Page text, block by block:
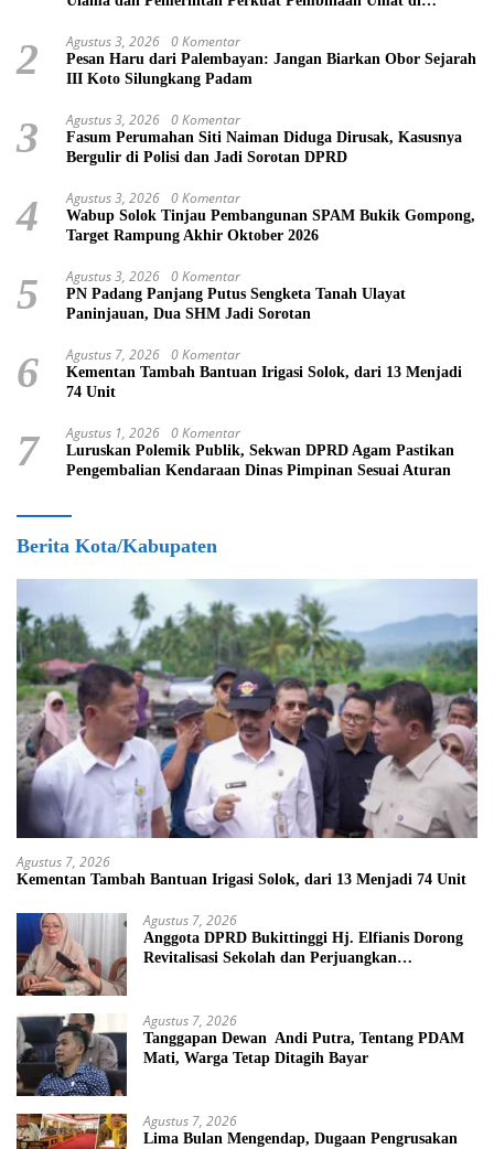
2 Agustus 3, 2026 0 Komentar
Pesan Haru dari Palembayan: Jangan Biarkan Obor Sejarah
III Koto Silungkang Padam
3 Agustus 3, 2026 0 Komentar
Fasum Perumahan Siti Naiman Diduga Dirusak, Kasusnya
Bergulir di Polisi dan Jadi Sorotan DPRD
4 Agustus 3, 2026 0 Komentar
Wabup Solok Tinjau Pembangunan SPAM Bukik Gompong,
Target Rampung Akhir Oktober 2026
5 Agustus 3, 2026 0 Komentar
PN Padang Panjang Putus Sengketa Tanah Ulayat
Paninjauan, Dua SHM Jadi Sorotan
6 Agustus 7, 2026 0 Komentar
Kementan Tambah Bantuan Irigasi Solok, dari 13 Menjadi
74 Unit
7 Agustus 1, 2026 0 Komentar
Luruskan Polemik Publik, Sekwan DPRD Agam Pastikan
Pengembalian Kendaraan Dinas Pimpinan Sesuai Aturan
Berita Kota/Kabupaten
Agustus 7, 2026
Kementan Tambah Bantuan Irigasi Solok, dari 13 Menjadi 74 Unit
Agustus 7, 2026
Anggota DPRD Bukittinggi Hj. Elfianis Dorong
Revitalisasi Sekolah dan Perjuangkan
Agustus 7, 2026
Tanggapan Dewan Andi Putra, Tentang PDAM
Mati, Warga Tetap Ditagih Bayar
Agustus 7, 2026
Lima Bulan Mengendap, Dugaan Pengrusakan